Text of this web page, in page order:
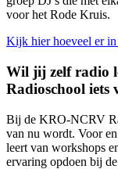
voor het Rode Kruis.
Kijk hier hoeveel er in
Wil jij zelf radio
Radioschool iets
Bij de KRO-NCRV
van nu wordt. Voor
leert van workshops
ervaring opdoen bij